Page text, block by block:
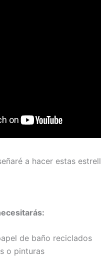
a hacer estas
de baño reciclados
o pinturas